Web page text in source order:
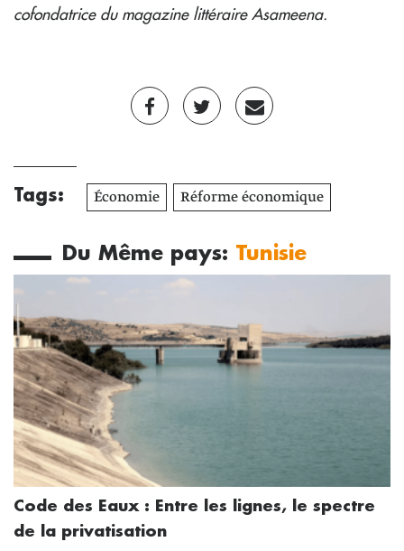
cofondatrice du magazine littéraire Asameena.
Tags: Économie Réforme économique
Du Même pays: Tunisie
Code des Eaux : Entre les lignes, le spectre
de la privatisation